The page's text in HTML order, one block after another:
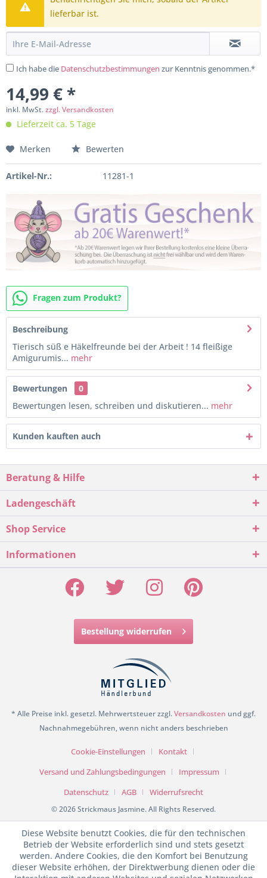
lieferbar ist.
Ich habe die Datenschutzbestimmungen zur Kenntnis genommen.*
14,99 € *
inkl. MwSt.zzgl. Versandkosten
Lieferzeit ca. 5 Tage
Merken Bewerten
Artikel-Nr.: 11281-1
Fragen zum Produkt?
Beschreibung
Tierisch süß e Häkelfreunde bei der Arbeit ! 14 fleißige
Amigurumis... mehr
Bewertungen
0
Bewertungen lesen, schreiben und diskutieren... mehr
Kunden kauften auch
Beratung & Hilfe
Ladengeschäft
Shop Service
Informationen
Bestellung widerrufen
* Alle Preise inkl. gesetzl. Mehrwertsteuer zzgl.Versandkosten und ggf.
Nachnahmegebühren, wenn nicht anders beschrieben
Cookie-Einstellungen
Kontakt
Versand und Zahlungsbedingungen
Impressum
Datenschutz
AGB Widerrufsrecht
© 2026 Strickmaus Jasmine. All Rights Reserved.
Diese Website benutzt Cookies, die für den technischen
Betrieb der Website erforderlich sind und stets gesetzt
werden. Andere Cookies, die den Komfort bei Benutzung
dieser Website erhöhen, der Direktwerbung dienen oder die